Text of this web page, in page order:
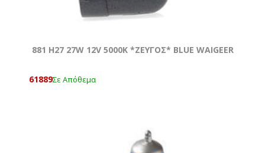
881 Η27 27W 12V 5000Κ *ΖΕΥΓΟΣ* BLUE WAIGEER
61889Σε Απόθεμα